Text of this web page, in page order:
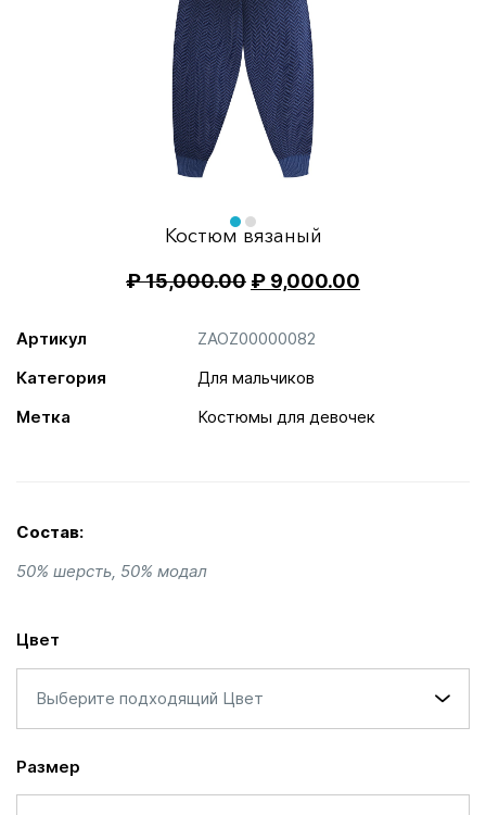
Костюм вязаный
₽15,000.00 ₽ 9,000.00
Артикул
ZAOZ00000082
Категория
Для мальчиков
Метка
Костюмы для девочек
Состав:
50% шерсть, 50% модал
Цвет
Выберите подходящий Цвет
Размер
item
0
item
1